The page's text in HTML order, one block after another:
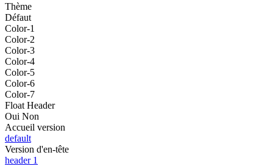
Thème
Défaut
Color-1
Color-2
Color-3
Color-4
Color-5
Color-6
Color-7
Float Header
Oui Non
Accueil version
default
Version d'en-tête
header 1